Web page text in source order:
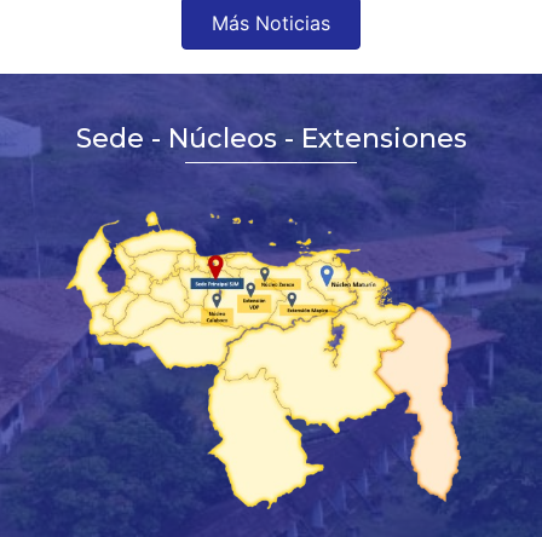
Más Noticias
Sede - Núcleos - Extensiones